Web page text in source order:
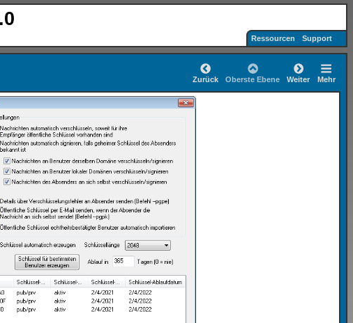
Ressourcen Support
Zurück Oberste Ebene Weiter Mehr